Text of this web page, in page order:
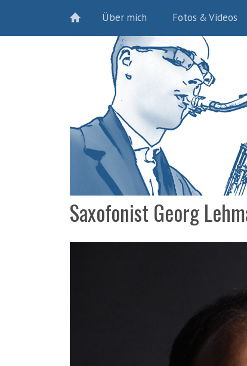
Über mich Fotos & Videos
Saxofonist Georg